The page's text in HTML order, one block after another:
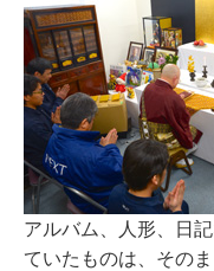
アルバム、人形、日
ていたものは、その